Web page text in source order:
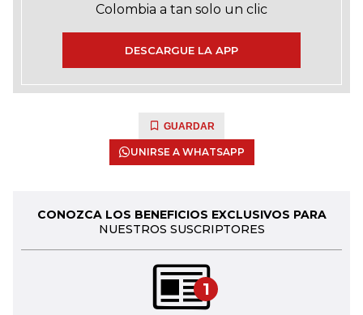
Colombia a tan solo un clic
DESCARGUE LA APP
GUARDAR
UNIRSE A WHATSAPP
CONOZCA LOS BENEFICIOS EXCLUSIVOS PARA
NUESTROS SUSCRIPTORES
1